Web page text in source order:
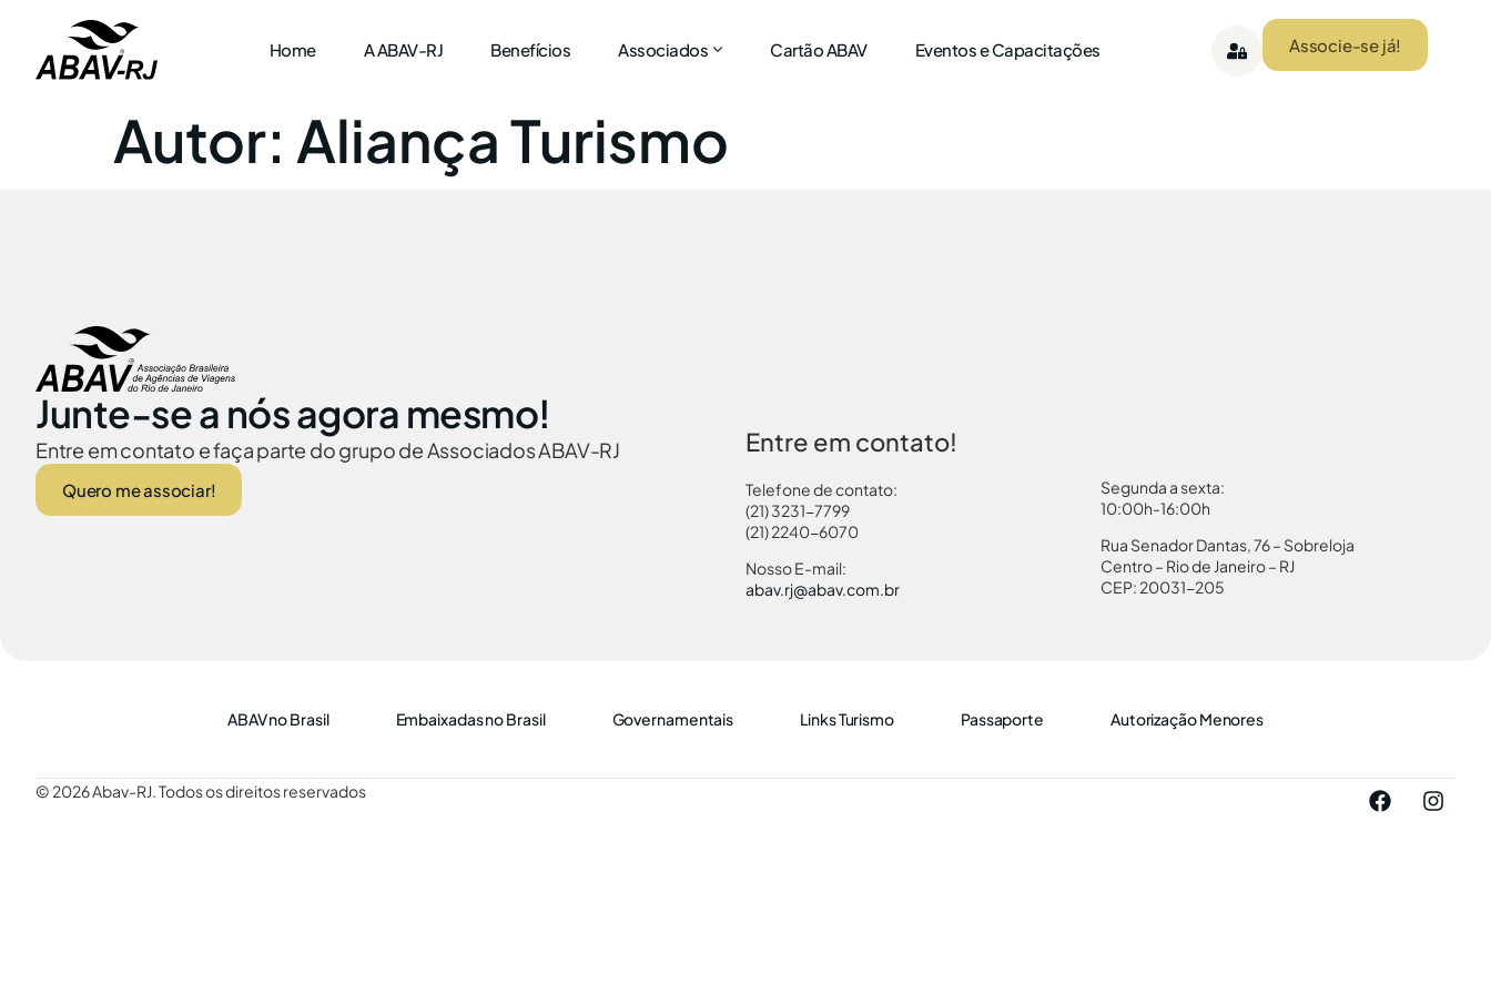
Home A ABAV-RJ Benefícios Associados Cartão ABAV Eventos e Capacitações Associe-se já!
Autor: Aliança Turismo
Junte-se a nós agora mesmo!
Entre em contato e faça parte do grupo de Associados ABAV-RJ
Quero me associar!
Entre em contato!
Telefone de contato:
(21) 3231-7799
(21) 2240-6070
Nosso E-mail:
abav.rj@abav.com.br
Segunda a sexta:
10:00h-16:00h
Rua Senador Dantas, 76 – Sobreloja
Centro – Rio de Janeiro – RJ
CEP: 20031-205
ABAV no Brasil Embaixadas no Brasil Governamentais Links Turismo Passaporte Autorização Menores
© 2026 Abav-RJ. Todos os direitos reservados